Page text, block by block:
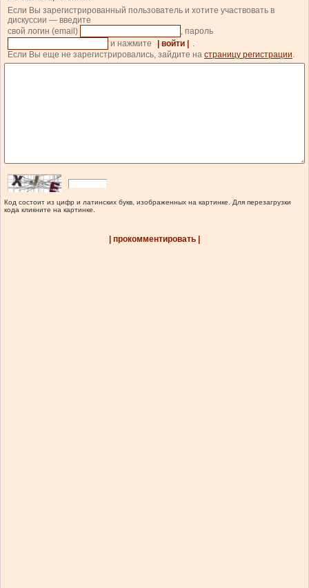
Если Вы зарегистрированный пользователь и хотите участвовать в
дискуссии — введите
свой логин (email)
, пароль
и нажмите
| войти |
.
Если Вы еще не зарегистрировались, зайдите на страницу регистрации.
Код состоит из цифр и латинских букв, изображенных на картинке. Для перезагрузки
кода кликните на картинке.
| прокомментировать |